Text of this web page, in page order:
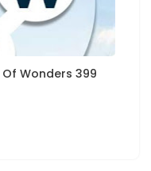
Wonders 399